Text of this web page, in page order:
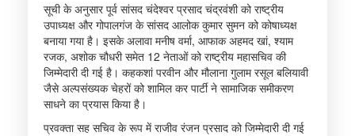
सूची के अनुसार पूर्व सांसद चंदेश्वर प्रसाद चंद्रवंशी को राष्ट्रीय
उपाध्यक्ष और गोपालगंज के सांसद आलोक कुमार सुमन को कोषाध्यक्ष
बनाया गया है। इसके अलावा मनीष वर्मा, आफाक अहमद खां, श्याम
रजक, अशोक चौधरी समेत 12 नेताओं को राष्ट्रीय महासचिव की
जिम्मेदारी दी गई है। कहकशां परवीन और मौलाना गुलाम रसूल बलियावी
जैसे अल्पसंख्यक चेहरों को शामिल कर पार्टी ने सामाजिक समीकरण
साधने का प्रयास किया है।
प्रवक्ता सह सचिव के रूप में राजीव रंजन प्रसाद को जिम्मेदारी दी गई